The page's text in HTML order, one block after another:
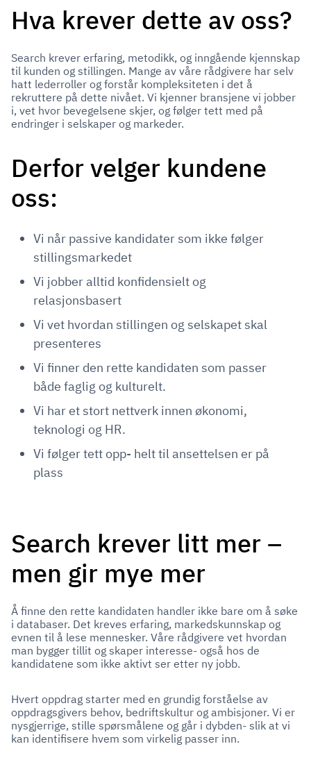
Hva krever dette av oss?
Search krever erfaring, metodikk, og inngående kjennskap
til kunden og stillingen. Mange av våre rådgivere har selv
hatt lederroller og forstår kompleksiteten i det å
rekruttere på dette nivået. Vi kjenner bransjene vi jobber
i, vet hvor bevegelsene skjer, og følger tett med på
endringer i selskaper og markeder.
Derfor velger kundene
oss:
Vi når passive kandidater som ikke følger
stillingsmarkedet
Vi jobber alltid konfidensielt og
relasjonsbasert
Vi vet hvordan stillingen og selskapet skal
presenteres
Vi finner den rette kandidaten som passer
både faglig og kulturelt.
Vi har et stort nettverk innen økonomi,
teknologi og HR.
Vi følger tett opp- helt til ansettelsen er på
plass
Search krever litt mer –
men gir mye mer
Å finne den rette kandidaten handler ikke bare om å søke
i databaser. Det kreves erfaring, markedskunnskap og
evnen til å lese mennesker. Våre rådgivere vet hvordan
man bygger tillit og skaper interesse- også hos de
kandidatene som ikke aktivt ser etter ny jobb.
Hvert oppdrag starter med en grundig forståelse av
oppdragsgivers behov, bedriftskultur og ambisjoner. Vi er
nysgjerrige, stille spørsmålene og går i dybden- slik at vi
kan identifisere hvem som virkelig passer inn.